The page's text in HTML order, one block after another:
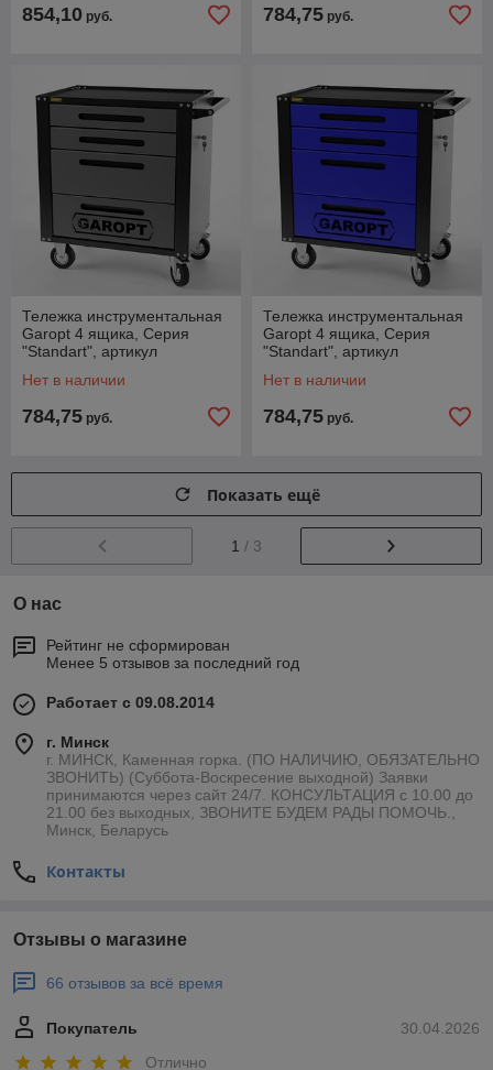
854,10 руб. 784,75 руб.
Тележка инструментальная
Garopt 4 ящика, Серия
"Standart", артикул
Нет в наличии
784,75 руб.
Тележка инструментальная
Garopt 4 ящика, Серия
"Standart", артикул
Нет в наличии
784,75 руб.
Показать ещё
1 / 3
О нас
Рейтинг не сформирован
Менее 5 отзывов за последний год
Работает с 09.08.2014
г. Минск
г. МИНСК, Каменная горка. (ПО НАЛИЧИЮ, ОБЯЗАТЕЛЬНО
ЗВОНИТЬ) (Суббота-Воскресение выходной) Заявки
принимаются через сайт 24/7. КОНСУЛЬТАЦИЯ с 10.00 до
21.00 без выходных, ЗВОНИТЕ БУДЕМ РАДЫ ПОМОЧЬ.,
Минск, Беларусь
Контакты
Отзывы о магазине
66 отзывов за всё время
30.04.2026
Покупатель
Отлично